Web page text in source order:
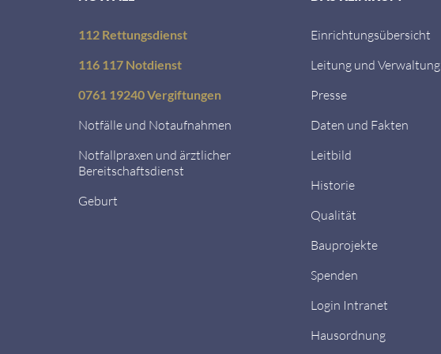
112 Rettungsdienst
116 117 Notdienst
0761 19240 Vergiftungen
Notfälle und Notaufnahmen
Notfallpraxen und ärztlicher
Bereitschaftsdienst
Geburt
Einrichtungsübersicht
Leitung und Verwaltung
Presse
Daten und Fakten
Leitbild
Historie
Qualität
Bauprojekte
Spenden
Login Intranet
Hausordnung